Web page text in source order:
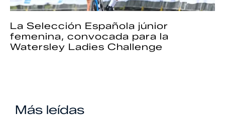
La Selección Española júnior
femenina, convocada para la
Watersley Ladies Challenge
Más leídas